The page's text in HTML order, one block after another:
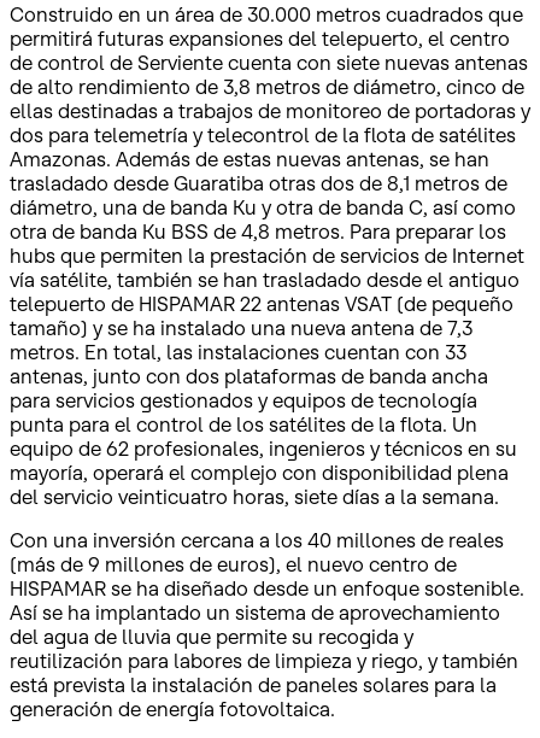
Construido en un área de 30.000 metros cuadrados que
permitirá futuras expansiones del telepuerto, el centro
de control de Serviente cuenta con siete nuevas antenas
de alto rendimiento de 3,8 metros de diámetro, cinco de
ellas destinadas a trabajos de monitoreo de portadoras y
dos para telemetría y telecontrol de la flota de satélites
Amazonas. Además de estas nuevas antenas, se han
trasladado desde Guaratiba otras dos de 8,1 metros de
diámetro, una de banda Ku y otra de banda C, así como
otra de banda Ku BSS de 4,8 metros. Para preparar los
hubs que permiten la prestación de servicios de Internet
vía satélite, también se han trasladado desde el antiguo
telepuerto de HISPAMAR 22 antenas VSAT (de pequeño
tamaño) y se ha instalado una nueva antena de 7,3
metros. En total, las instalaciones cuentan con 33
antenas, junto con dos plataformas de banda ancha
para servicios gestionados y equipos de tecnología
punta para el control de los satélites de la flota. Un
equipo de 62 profesionales, ingenieros y técnicos en su
mayoría, operará el complejo con disponibilidad plena
del servicio veinticuatro horas, siete días a la semana.
Con una inversión cercana a los 40 millones de reales
(más de 9 millones de euros), el nuevo centro de
HISPAMAR se ha diseñado desde un enfoque sostenible.
Así se ha implantado un sistema de aprovechamiento
del agua de lluvia que permite su recogida y
reutilización para labores de limpieza y riego, y también
está prevista la instalación de paneles solares para la
generación de energía fotovoltaica.